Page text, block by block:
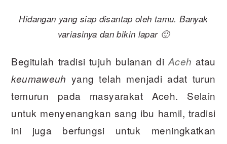
Hidangan yang siap disantap oleh tamu. Banyak
variasinya dan bikin lapar 🙂
Begitulah tradisi tujuh bulanan di Aceh atau
keumaweuh yang telah menjadi adat turun
temurun pada masyarakat Aceh. Selain
untuk menyenangkan sang ibu hamil, tradisi
ini juga berfungsi untuk meningkatkan